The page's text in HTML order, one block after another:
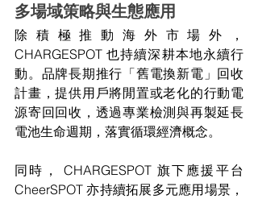
多場域策略與生態應用
除積極推動海外市場外，
CHARGESPOT 也持續深耕本地永續行
動。品牌長期推行「舊電換新電」回收
計畫，提供用戶將閒置或老化的行動電
源寄回回收，透過專業檢測與再製延長
電池生命週期，落實循環經濟概念。
同時， CHARGESPOT 旗下應援平台
CheerSPOT 亦持續拓展多元應用場景，